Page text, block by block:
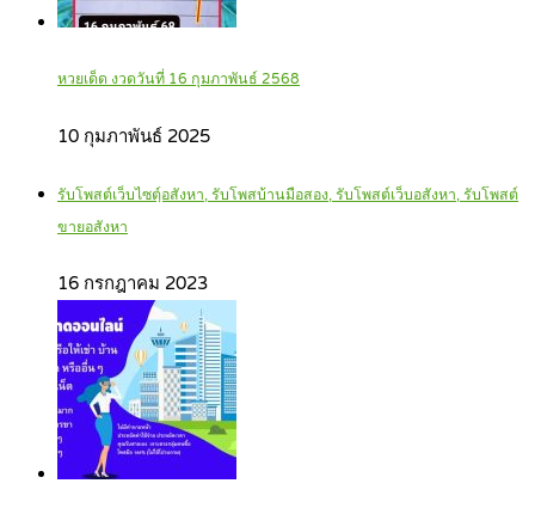
หวยเด็ด งวดวันที่ 16 กุมภาพันธ์ 2568
10 กุมภาพันธ์ 2025
รับโพสต์เว็บไซตฺ์อสังหา, รับโพสบ้านมือสอง, รับโพสต์เว็บอสังหา, รับโพสต์
ขายอสังหา
16 กรกฎาคม 2023